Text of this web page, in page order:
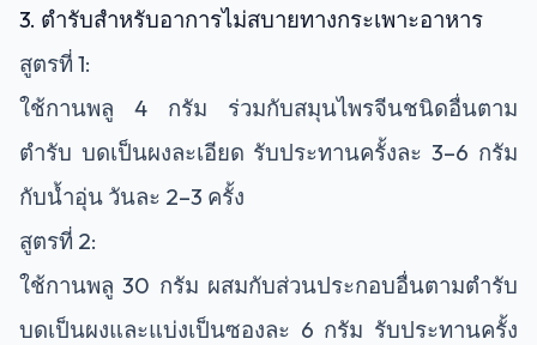
3. ตำรับสำหรับอาการไม่สบายทางกระเพาะอาหาร
สูตรที่ 1:
ใช้กานพลู 4 กรัม ร่วมกับสมุนไพรจีนชนิดอื่นตาม
ตำรับ บดเป็นผงละเอียด รับประทานครั้งละ 3–6 กรัม
กับน้ำอุ่น วันละ 2–3 ครั้ง
สูตรที่ 2:
ใช้กานพลู 30 กรัม ผสมกับส่วนประกอบอื่นตามตำรับ
บดเป็นผงและแบ่งเป็นซองละ 6 กรัม รับประทานครั้ง